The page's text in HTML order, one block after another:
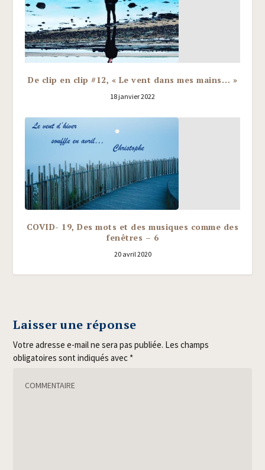
De clip en clip #12, « Le vent dans mes mains… »
18 janvier 2022
COVID- 19, Des mots et des musiques comme des
fenêtres – 6
20 avril 2020
Laisser une réponse
Votre adresse e-mail ne sera pas publiée. Les champs
obligatoires sont indiqués avec *